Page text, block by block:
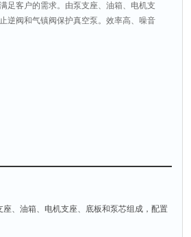
足客户的需求。由泵支座、油箱、电机支
逆阀和气镇阀保护真空泵。效率高、噪音
、油箱、电机支座、底板和泵芯组成，配置